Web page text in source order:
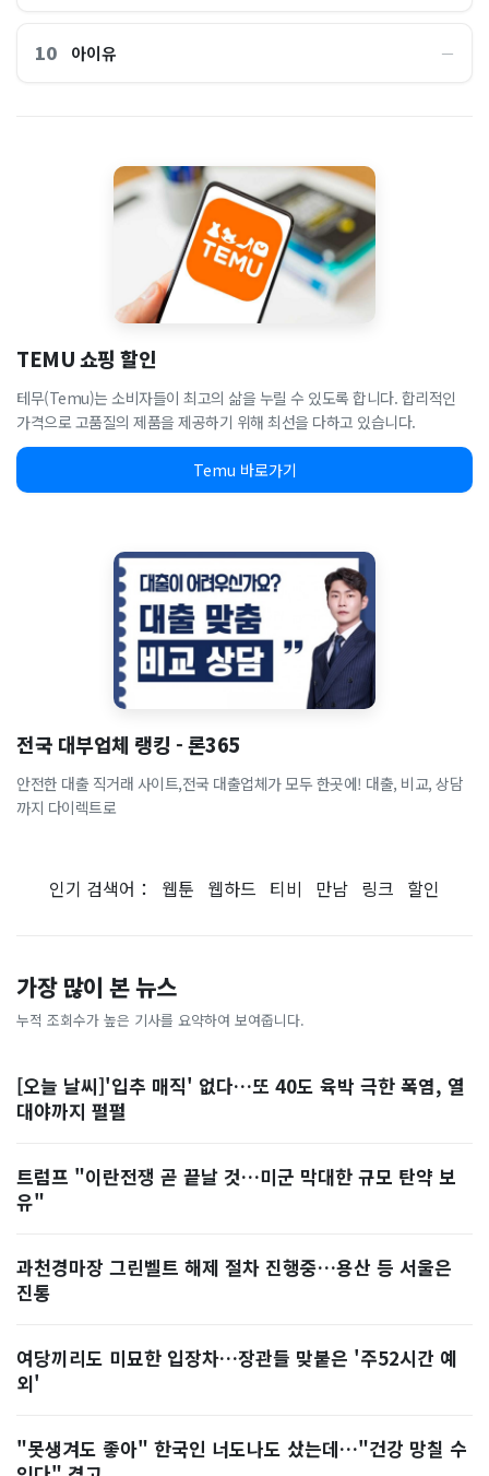
10 아이유 ―
TEMU 쇼핑 할인
테무(Temu)는 소비자들이 최고의 삶을 누릴 수 있도록 합니다. 합리적인
가격으로 고품질의 제품을 제공하기 위해 최선을 다하고 있습니다.
Temu 바로가기
전국 대부업체 랭킹 - 론365
안전한 대출 직거래 사이트,전국 대출업체가 모두 한곳에! 대출, 비교, 상담
까지 다이렉트로
인기 검색어： 웹툰 웹하드 티비 만남 링크 할인
가장 많이 본 뉴스
누적 조회수가 높은 기사를 요약하여 보여줍니다.
[오늘 날씨]'입추 매직' 없다…또 40도 육박 극한 폭염, 열
대야까지 펄펄
트럼프 "이란전쟁 곧 끝날 것…미군 막대한 규모 탄약 보
유"
과천경마장 그린벨트 해제 절차 진행중…용산 등 서울은
진통
여당끼리도 미묘한 입장차…장관들 맞붙은 '주52시간 예
외'
"못생겨도 좋아" 한국인 너도나도 샀는데…"건강 망칠 수